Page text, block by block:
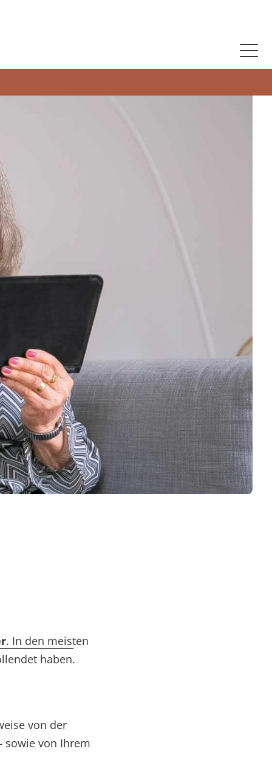
. In den meisten
haben.
von der
sowie von Ihrem